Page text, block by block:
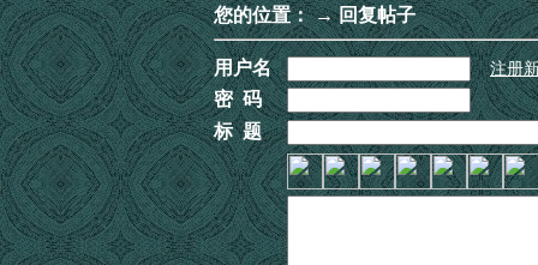
您的位置：→ 回复帖子
用户名 注册
密 码
标 题